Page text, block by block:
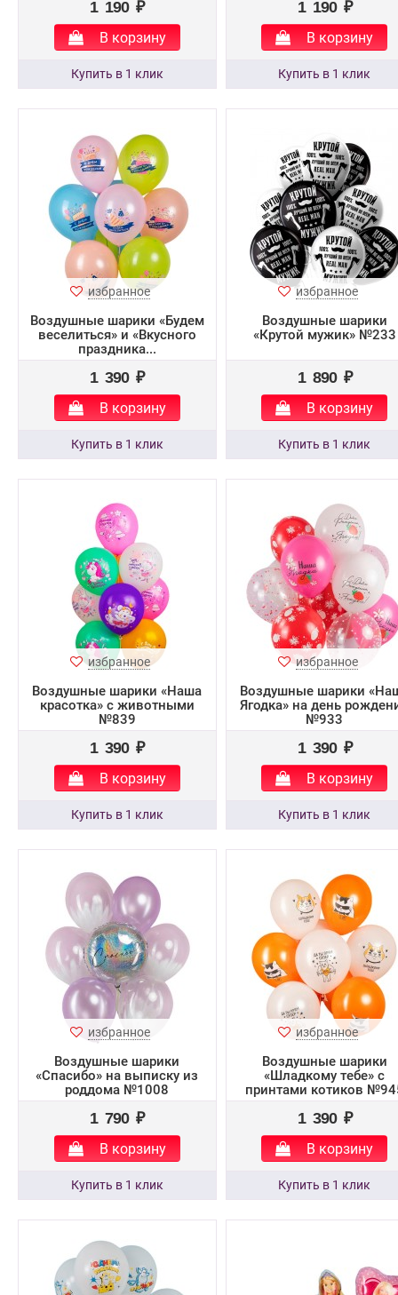
1 190 ₽
В корзину
1 190 ₽
В корзину
избранное
Воздушные шарики «Будем
веселиться» и «Вкусного
праздника...
1 390 ₽
В корзину
избранное
Воздушные шарики
«Крутой мужик» №233
1 890 ₽
В корзину
избранное
Воздушные шарики «Наша
красотка» с животными
№839
1 390 ₽
В корзину
избранное
Воздушные шарики
Ягодка» на день
№933
1 390 ₽
В корзину
избранное
Воздушные шарики
«Спасибо» на выписку из
роддома №1008
1 790 ₽
В корзину
избранное
Воздушные шарики
«Шладкому тебе» с
принтами котиков
1 390 ₽
В корзину